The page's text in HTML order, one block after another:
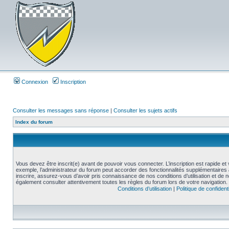
Connexion Inscription
Consulter les messages sans réponse | Consulter les sujets actifs
Index du forum
Vous devez être inscrit(e) avant de pouvoir vous connecter. L’inscription est rapide
exemple, l’administrateur du forum peut accorder des fonctionnalités
inscrire, assurez-vous d’avoir pris connaissance de nos conditions d’utilisation et de
également consulter attentivement toutes les règles du forum lors de votre navigation.
Conditions d’utilisation| Politique de